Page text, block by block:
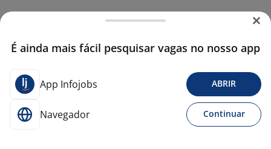
É ainda mais fácil pesquisar vagas no nosso app
App Infojobs ABRIR
Navegador Continuar